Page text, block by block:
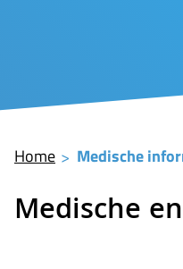
Home Medische
Medische